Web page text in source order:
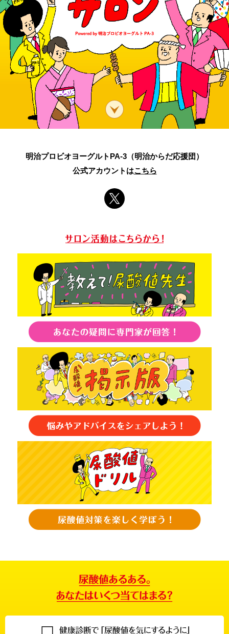
尿酸値に向き合う皆さまへ
明治プロビオヨーグルトPA-3（明治からだ応援団）
公式アカウントはこちら